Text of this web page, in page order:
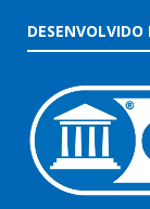
DESENVOLVIDO